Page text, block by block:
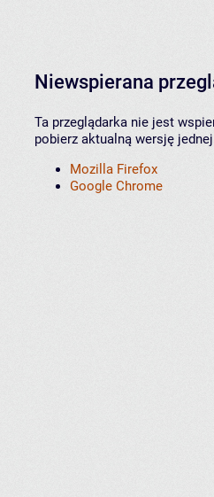
Niewspierana
Ta przeglądarka nie jest
pobierz aktualną wersję
Mozilla Firefox
Google Chrome